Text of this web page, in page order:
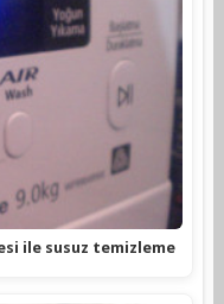
ile susuz temizleme